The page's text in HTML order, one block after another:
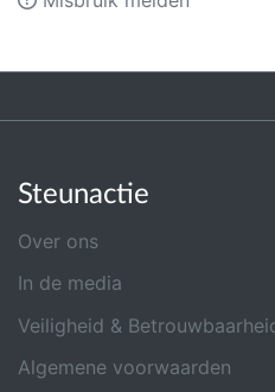
Steunactie
Over ons
In de media
Veiligheid &
Algemene voorwaarden